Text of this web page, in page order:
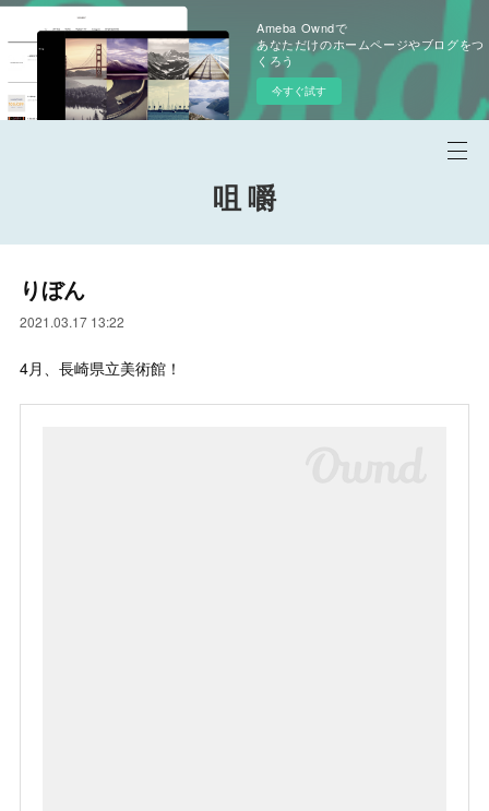
Ameba Owndで
あなただけのホームページやブログをつ
くろう
今すぐ試す
咀 嚼
りぼん
2021.03.17 13:22
4月、長崎県立美術館！